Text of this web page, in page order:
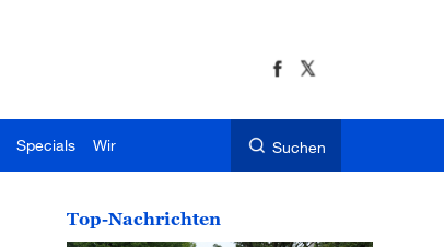
Specials Wir Suchen
Top-Nachrichten